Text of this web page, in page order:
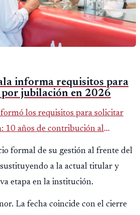
informa requisitos para
jubilación en 2026
los requisitos para solicitar
10 años de contribución al
edad, o 20 años de servicio sin
formal de su gestión al frente del
a la actual titular y
etapa en la institución.
La fecha coincide con el cierre